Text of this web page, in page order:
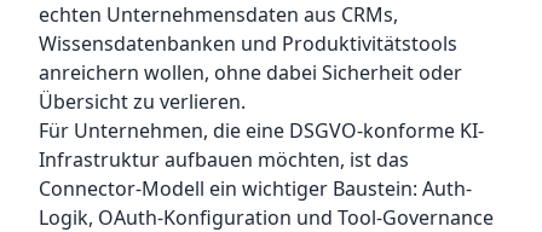
echten Unternehmensdaten aus CRMs,
Wissensdatenbanken und Produktivitätstools
anreichern wollen, ohne dabei Sicherheit oder
Übersicht zu verlieren.
Für Unternehmen, die eine DSGVO-konforme KI-
Infrastruktur aufbauen möchten, ist das
Connector-Modell ein wichtiger Baustein: Auth-
Logik, OAuth-Konfiguration und Tool-Governance